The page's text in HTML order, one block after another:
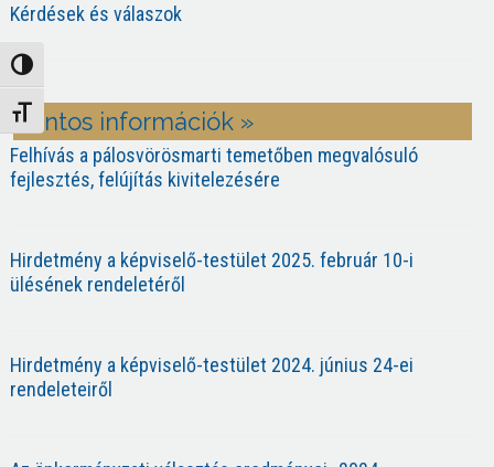
Nagy kontraszt váltása
Betűméret váltása
Kérdések és válaszok
Fontos információk »
Felhívás a pálosvörösmarti temetőben megvalósuló
fejlesztés, felújítás kivitelezésére
Hirdetmény a képviselő-testület 2025. február 10-i
ülésének rendeletéről
Hirdetmény a képviselő-testület 2024. június 24-ei
rendeleteiről